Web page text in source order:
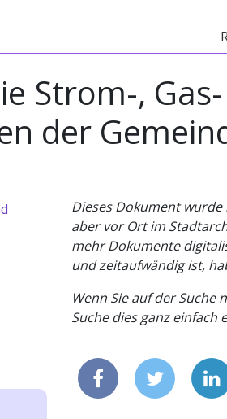
Strom-,
der
Dieses Dokument
aber vor Ort im
mehr Dokumente
und zeitaufwändig ist,
Wenn Sie auf der Suche
Suche dies ganz einfach